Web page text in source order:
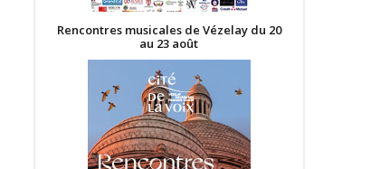
Rencontres musicales de Vézelay du 20
au 23 août